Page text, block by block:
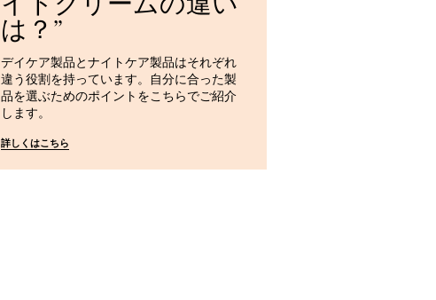
は？
デイケア製品とナイトケア製品はそれぞれ
違う役割を持っています。自分に合った製
品を選ぶためのポイントをこちらでご紹介
します。
詳しくはこちら